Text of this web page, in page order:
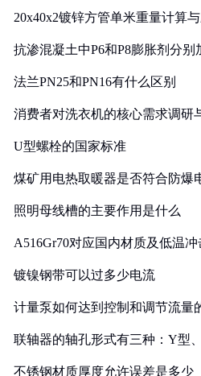
20x40x2镀锌方管单米重量计算
抗渗混凝土中P6和P8膨胀剂分别
法兰PN25和PN16有什么区别
消费者对洗衣机的核心需求调研
U型螺栓的国家标准
煤矿用电热取暖器是否符合防爆
照明母线槽的主要作用是什么
A516Gr70对应国内材质及低温
镀镍钢带可以过多少电流
计量泵如何达到控制和调节流量
联轴器的轴孔形式有三种：Y型
不锈钢材质厚度允许误差是多少